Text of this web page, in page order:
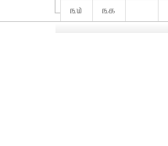
௩௰
௩௧